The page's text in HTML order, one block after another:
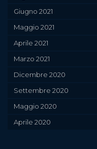
Giugno 2021
Maggio 2021
Aprile 2021
Marzo 2021
Dicembre 2020
Settembre 2020
Maggio 2020
Aprile 2020